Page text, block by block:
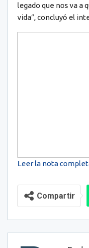
legado que nos va a
vida”, concluyó el
Leer la nota
Compartir